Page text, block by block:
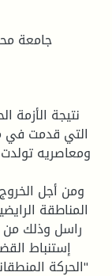
جامعة
نتيجة
التي قدمت في
ومعاصريه
ومن أجل
المناطقة
راسل وذلك من
إستنباط
"الحركة